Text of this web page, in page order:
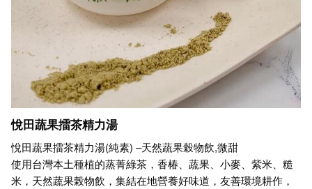
悅田蔬果擂茶精力湯
悅田蔬果擂茶精力湯(純素) –天然蔬果榖物飲,微甜
使用台灣本土種植的蒸菁綠茶，香椿、蔬果、小麥、紫米、糙
米，天然蔬果榖物飲，集結在地營養好味道，友善環境耕作，